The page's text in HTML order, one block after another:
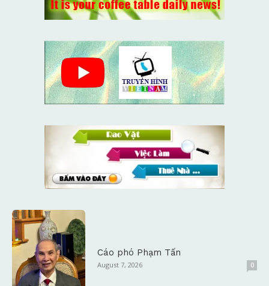
Cáo phó Phạm Tấn
August 7, 2026 0